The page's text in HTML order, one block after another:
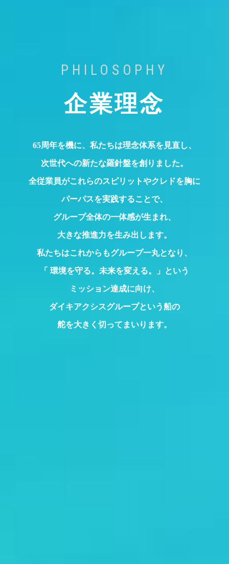
PHILOSOPHY
企業理念
65周年を機に、私たちは理念体系を見直し、
次世代への新たな羅針盤を創りました。
全従業員がこれらのスピリットやクレドを胸に
パーパスを実践することで、
グループ全体の一体感が生まれ、
大きな推進力を生み出します。
私たちはこれからもグループ一丸となり、
「 環境を守る。未来を変える。」という
ミッション達成に向け、
ダイキアクシスグループという船の
舵を大きく切ってまいります。